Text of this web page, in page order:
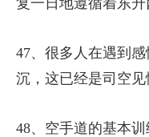
47、很多人在遇到
沉，这已经是司空见
48、空手道的基本